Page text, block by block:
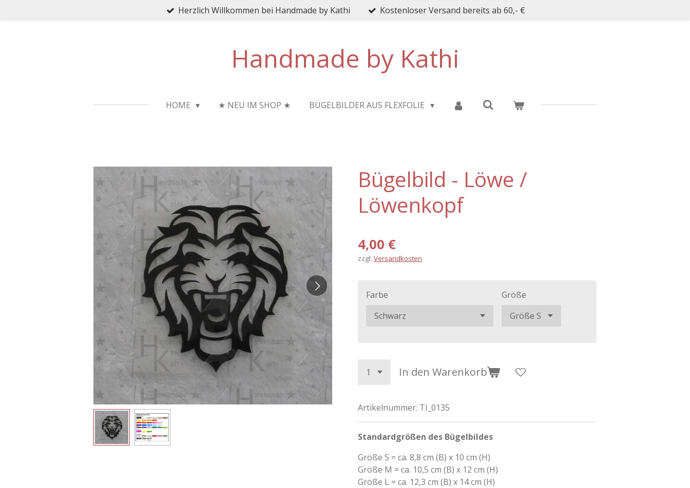
Herzlich Willkommen bei Handmade by Kathi Kostenloser Versand bereits ab 60,- €
Handmade by Kathi
HOME ★ NEU IM SHOP ★ BÜGELBILDER AUS FLEXFOLIE
Bügelbild - Löwe /
Löwenkopf
4,00 €
zzgl. Versandkosten
Farbe Größe
In den Warenkorb
Artikelnummer: TI_0135
Standardgrößen des Bügelbildes
Größe S = ca. 8,8 cm (B) x 10 cm (H)
Größe M = ca. 10,5 cm (B) x 12 cm (H)
Größe L = ca. 12,3 cm (B) x 14 cm (H)